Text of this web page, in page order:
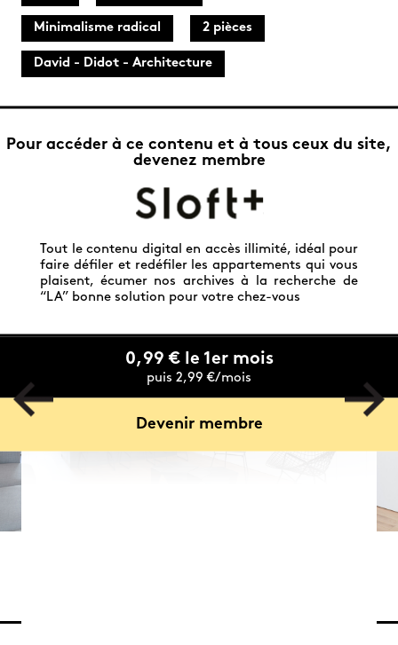
Minimalisme radical 2 pièces
David - Didot - Architecture
Pour accéder à ce contenu et à tous ceux du site,
devenez membre
Tout le contenu digital en accès illimité, idéal pour
faire défiler et redéfiler les appartements qui vous
plaisent, écumer nos archives à la recherche de
“LA” bonne solution pour votre chez-vous
0,99 € le 1er mois
puis 2,99 €/mois
Devenir membre